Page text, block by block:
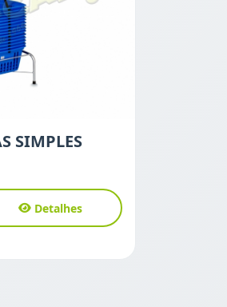
SIMPLES
Detalhes